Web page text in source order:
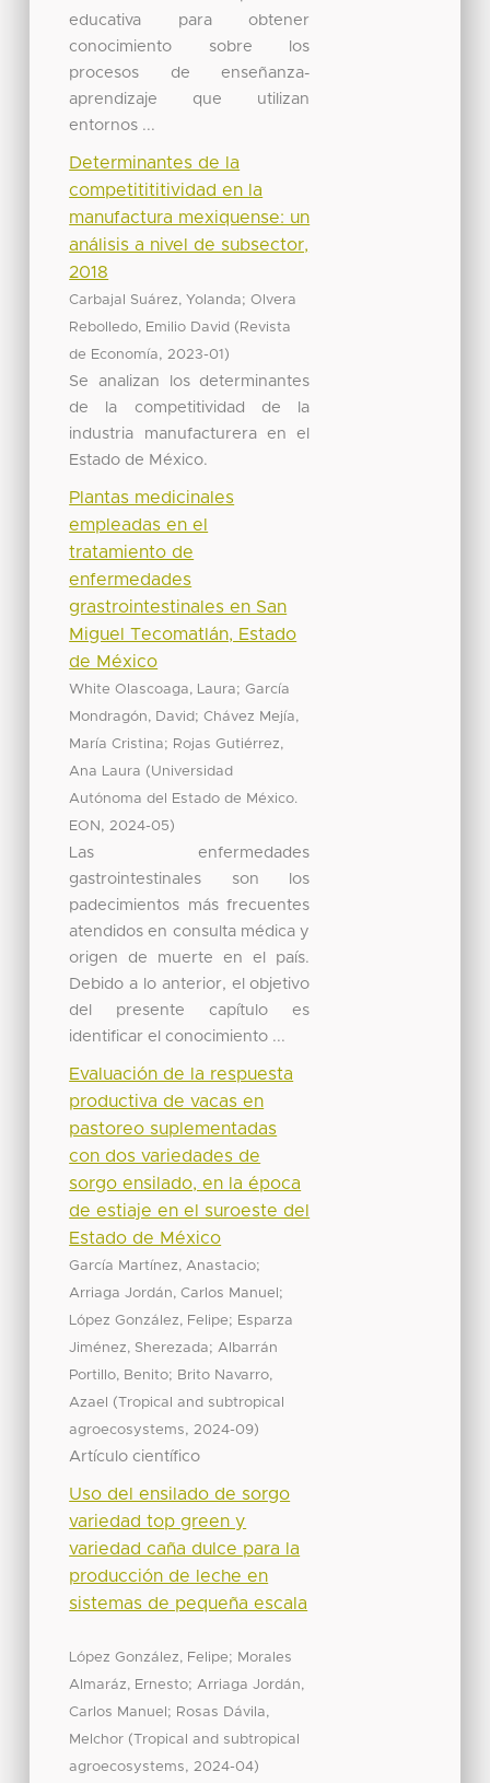
educativa para obtener
conocimiento sobre los
procesos de enseñanza-
aprendizaje que utilizan
entornos ...
Determinantes de la
competitititividad en la
manufactura mexiquense: un
análisis a nivel de subsector,
2018
Carbajal Suárez, Yolanda;Olvera
Rebolledo, Emilio David ( Revista
de Economía, 2023-01 )
Se analizan los determinantes
de la competitividad de la
industria manufacturera en el
Estado de México.
Plantas medicinales
empleadas en el
tratamiento de
enfermedades
grastrointestinales en San
Miguel Tecomatlán, Estado
de México
White Olascoaga, Laura;García
Mondragón, David;Chávez Mejía,
María Cristina; Rojas Gutiérrez,
Ana Laura (Universidad
Autónoma del Estado de México.
EON , 2024-05)
Las enfermedades
gastrointestinales son los
padecimientos más frecuentes
atendidos en consulta médica y
origen de muerte en el país.
Debido a lo anterior, el objetivo
del presente capítulo es
identificar el conocimiento ...
Evaluación de la respuesta
productiva de vacas en
pastoreo suplementadas
con dos variedades de
sorgo ensilado, en la época
de estiaje en el suroeste del
Estado de México
García Martínez, Anastacio;
Arriaga Jordán, Carlos Manuel ;
López González, Felipe; Esparza
Jiménez, Sherezada; Albarrán
Portillo, Benito; Brito Navarro,
Azael
(Tropical and subtropical
agroecosystems, 2024-09)
Artículo científico
Uso del ensilado de sorgo
variedad top green y
variedad caña dulce para la
producción de leche en
sistemas de pequeña escala
López González, Felipe; Morales
Almaráz, Ernesto; Arriaga Jordán,
Carlos Manuel ; Rosas Dávila,
Melchor (Tropical and subtropical
agroecosystems, 2024-04)